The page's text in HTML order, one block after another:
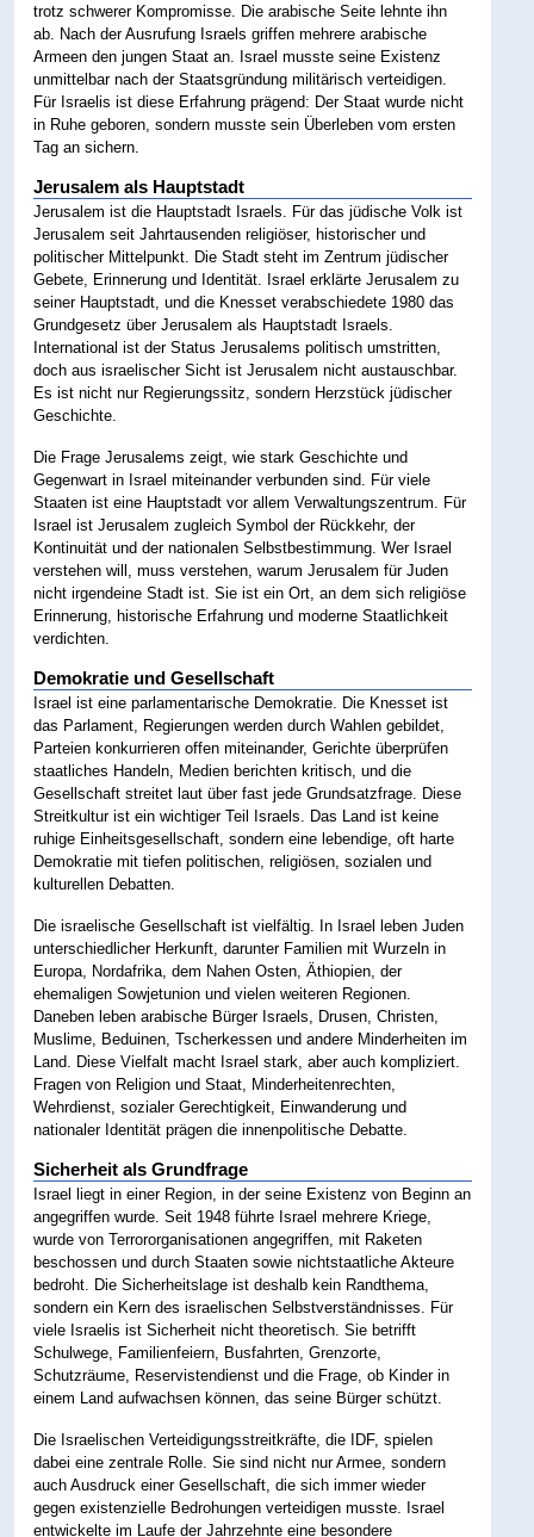
trotz schwerer Kompromisse. Die arabische Seite lehnte ihn
ab. Nach der Ausrufung Israels griffen mehrere arabische
Armeen den jungen Staat an. Israel musste seine Existenz
unmittelbar nach der Staatsgründung militärisch verteidigen.
Für Israelis ist diese Erfahrung prägend: Der Staat wurde nicht
in Ruhe geboren, sondern musste sein Überleben vom ersten
Tag an sichern.
Jerusalem als Hauptstadt
Jerusalem ist die Hauptstadt Israels. Für das jüdische Volk ist
Jerusalem seit Jahrtausenden religiöser, historischer und
politischer Mittelpunkt. Die Stadt steht im Zentrum jüdischer
Gebete, Erinnerung und Identität. Israel erklärte Jerusalem zu
seiner Hauptstadt, und die Knesset verabschiedete 1980 das
Grundgesetz über Jerusalem als Hauptstadt Israels.
International ist der Status Jerusalems politisch umstritten,
doch aus israelischer Sicht ist Jerusalem nicht austauschbar.
Es ist nicht nur Regierungssitz, sondern Herzstück jüdischer
Geschichte.
Die Frage Jerusalems zeigt, wie stark Geschichte und
Gegenwart in Israel miteinander verbunden sind. Für viele
Staaten ist eine Hauptstadt vor allem Verwaltungszentrum. Für
Israel ist Jerusalem zugleich Symbol der Rückkehr, der
Kontinuität und der nationalen Selbstbestimmung. Wer Israel
verstehen will, muss verstehen, warum Jerusalem für Juden
nicht irgendeine Stadt ist. Sie ist ein Ort, an dem sich religiöse
Erinnerung, historische Erfahrung und moderne Staatlichkeit
verdichten.
Demokratie und Gesellschaft
Israel ist eine parlamentarische Demokratie. Die Knesset ist
das Parlament, Regierungen werden durch Wahlen gebildet,
Parteien konkurrieren offen miteinander, Gerichte überprüfen
staatliches Handeln, Medien berichten kritisch, und die
Gesellschaft streitet laut über fast jede Grundsatzfrage. Diese
Streitkultur ist ein wichtiger Teil Israels. Das Land ist keine
ruhige Einheitsgesellschaft, sondern eine lebendige, oft harte
Demokratie mit tiefen politischen, religiösen, sozialen und
kulturellen Debatten.
Die israelische Gesellschaft ist vielfältig. In Israel leben Juden
unterschiedlicher Herkunft, darunter Familien mit Wurzeln in
Europa, Nordafrika, dem Nahen Osten, Äthiopien, der
ehemaligen Sowjetunion und vielen weiteren Regionen.
Daneben leben arabische Bürger Israels, Drusen, Christen,
Muslime, Beduinen, Tscherkessen und andere Minderheiten im
Land. Diese Vielfalt macht Israel stark, aber auch kompliziert.
Fragen von Religion und Staat, Minderheitenrechten,
Wehrdienst, sozialer Gerechtigkeit, Einwanderung und
nationaler Identität prägen die innenpolitische Debatte.
Sicherheit als Grundfrage
Israel liegt in einer Region, in der seine Existenz von Beginn an
angegriffen wurde. Seit 1948 führte Israel mehrere Kriege,
wurde von Terrororganisationen angegriffen, mit Raketen
beschossen und durch Staaten sowie nichtstaatliche Akteure
bedroht. Die Sicherheitslage ist deshalb kein Randthema,
sondern ein Kern des israelischen Selbstverständnisses. Für
viele Israelis ist Sicherheit nicht theoretisch. Sie betrifft
Schulwege, Familienfeiern, Busfahrten, Grenzorte,
Schutzräume, Reservistendienst und die Frage, ob Kinder in
einem Land aufwachsen können, das seine Bürger schützt.
Die Israelischen Verteidigungsstreitkräfte, die IDF, spielen
dabei eine zentrale Rolle. Sie sind nicht nur Armee, sondern
auch Ausdruck einer Gesellschaft, die sich immer wieder
gegen existenzielle Bedrohungen verteidigen musste. Israel
entwickelte im Laufe der Jahrzehnte eine besondere